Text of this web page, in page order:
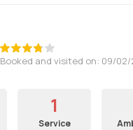
Booked and visited on: 09/
1
Service